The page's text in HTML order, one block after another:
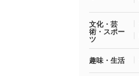
文化・芸
術・スポー
ツ
趣味・生活